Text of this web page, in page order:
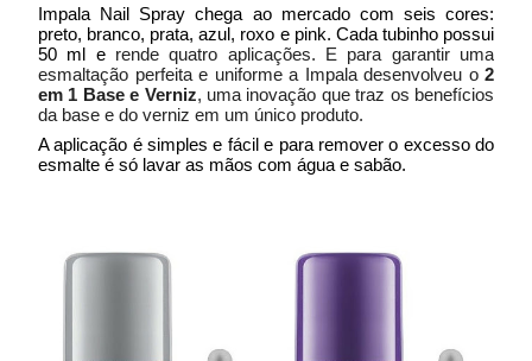
Impala Nail Spray chega ao mercado com seis cores:
preto, branco, prata, azul, roxo e pink. Cada tubinho possui
50 ml e rende quatro aplicações. E para garantir uma
esmaltação perfeita e uniforme a Impala desenvolveu o 2
em 1 Base e Verniz, uma inovação que traz os benefícios
da base e do verniz em um único produto.
A aplicação é simples e fácil e para remover o excesso do
esmalte é só lavar as mãos com água e sabão.